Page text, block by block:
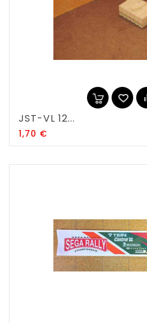
JST-VL 12...
1,70 €